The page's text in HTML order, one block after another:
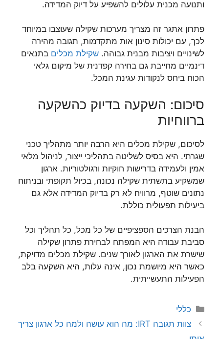
ותנועה מכנית עלולים להשפיע על דיוק המדידה.
פתרון אתגר זה מצריך מערכות שקילה שעוצבו במיוחד
לכך, עם יכולות סינון אות מתקדמות, תגובה מהירה
לשינויים ויציבות מבנית גבוהה. שקילת מכלים בתנאים
דינמיים מחייבת גם בחירה קפדנית של מיקום גלאי
הכוח ביחס לנקודות עגינת המכל.
סיכום: השקעה בדיוק כהשקעה
ברווחיות
לסיכום, שקילת מכלים היא הרבה יותר מתהליך טכני
שגרתי. היא בסיס לשליטה בתהליכי ייצור, לניהול מלאי
אמין ולעמידה בדרישות חוקיות ורגולטוריות. ארגון
שמשקיע בתשתית שקילה נכונה, בכיול תקופתי ובניתוח
נתונים שוטף, מרוויח לא רק בדיוק המדידה אלא גם
ביעילות תפעולית כוללת.
הבנת הצרכים הספציפיים של כל מכל, כל תהליך וכל
סביבת עבודה היא המפתח לבחירת פתרון שקילה
שישרת את הארגון לאורך שנים. שקילת מכלים מדויקת,
כאשר היא מיושמת נכון, אינה עלות, היא השקעה בלב
הפעילות התעשייתית.
קטגוריות
כללי
צוות תגובה IRT: מה הוא עושה ולמה כל ארגון צריך